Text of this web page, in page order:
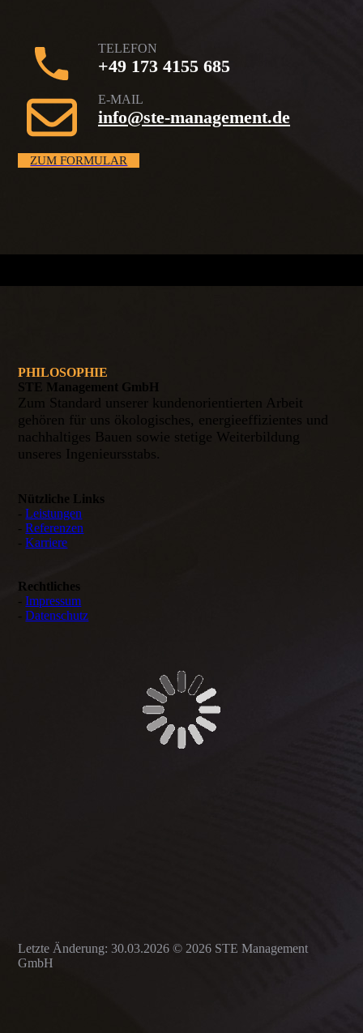
TELEFON
+49 173 4155 685
E-MAIL
info@ste-management.de
ZUM FORMULAR
PHILOSOPHIE
STE Management GmbH
Zum Standard unserer kundenorientierten Arbeit
gehören für uns ökologisches, energieeffizientes und
nachhaltiges Bauen sowie stetige Weiterbildung
unseres Ingenieursstabs.
Nützliche Links
-Leistungen
-Referenzen
-Karriere
Rechtliches
-Impressum
-Datenschutz
Letzte Änderung: 30.03.2026 © 2026 STE Management
GmbH